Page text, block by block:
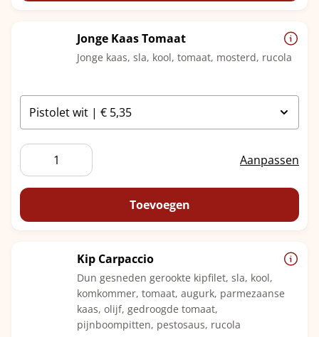
Jonge Kaas Tomaat
Jonge kaas, sla, kool, tomaat, mosterd, rucola
Jonge
Kaas
Tomaat
Aanpassen
Toevoegen
Kip Carpaccio
Dun gesneden gerookte kipfilet, sla, kool,
komkommer, tomaat, augurk, parmezaanse
kaas, olijf, gedroogde tomaat,
pijnboompitten, pestosaus, rucola